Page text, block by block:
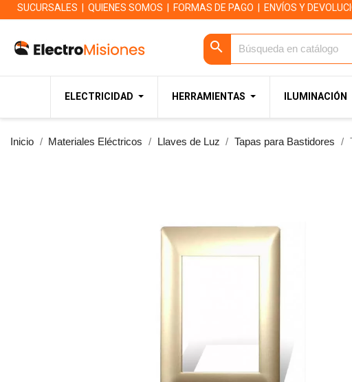
SUCURSALES QUIENES SOMOS FORMAS DE PAGO ENVÍOS Y
search
ELECTRICIDAD HERRAMIENTAS ILUMINACIÓN
Inicio Materiales Eléctricos Llaves de Luz Tapas para Bastidores